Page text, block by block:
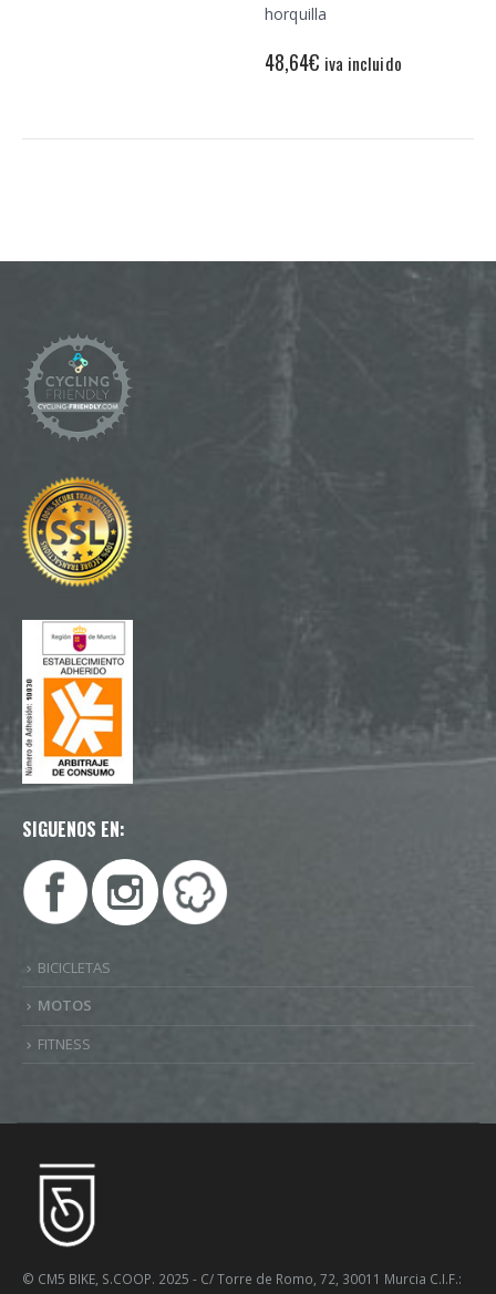
horquilla
48,64€ iva incluido
SIGUENOS EN:
BICICLETAS
MOTOS
FITNESS
© CM5 BIKE, S.COOP. 2025 - C/ Torre de Romo, 72, 30011 Murcia C.I.F.: